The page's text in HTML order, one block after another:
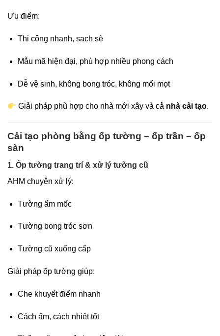
Ưu điểm:
Thi công nhanh, sạch sẽ
Mẫu mã hiện đại, phù hợp nhiều phong cách
Dễ vệ sinh, không bong tróc, không mối mọt
Giải pháp phù hợp cho nhà mới xây và cả nhà cải tạo.
Cải tạo phòng bằng ốp tường – ốp trần – ốp
sàn
1. Ốp tường trang trí & xử lý tường cũ
AHM chuyên xử lý:
Tường ẩm mốc
Tường bong tróc sơn
Tường cũ xuống cấp
Giải pháp ốp tường giúp:
Che khuyết điểm nhanh
Cách ẩm, cách nhiệt tốt